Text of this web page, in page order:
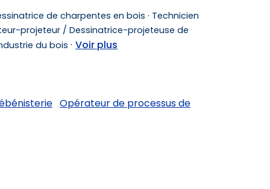
de charpentes en bois · Technicien
projeteur / Dessinatrice-projeteuse de
du bois · Voir plus
Opérateur de processus de